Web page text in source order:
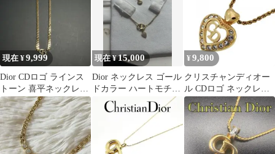
現在 ¥9,999
Dior CDロゴ ラインス
トーン 喜平ネックレス
ゴールド ヴィンテー
ジ
現在 ¥15,000
Dior ネックレス ゴール
ドカラー ハートモチー
¥ 9,800
クリスチャンディオー
ル CDロゴ ネックレス
GP×ラインストーン ゴ
ールド